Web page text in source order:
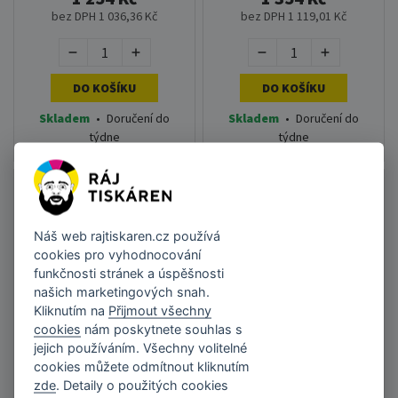
bez DPH 1 036,36 Kč
DO KOŠÍKU
Skladem • Doručení do
týdne
bez DPH 1 119,01 Kč
DO KOŠÍKU
Skladem • Doručení do
týdne
Brother QL-600B Tiskárna BROTHER
Náš web rajtiskaren.cz používá
cookies pro vyhodnocování
funkčnosti stránek a úspěšnosti
našich marketingových snah.
Kliknutím na Přijmout všechny
cookies nám poskytnete souhlas s
jejich používáním. Všechny volitelné
cookies můžete odmítnout kliknutím
zde. Detaily o použitých cookies